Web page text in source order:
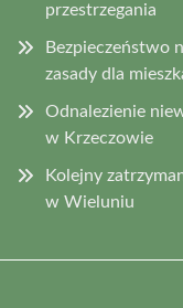
przestrzegania
Bezpieczeństwo
zasady dla
Odnalezienie
w Krzeczowie
Kolejny
w Wieluniu